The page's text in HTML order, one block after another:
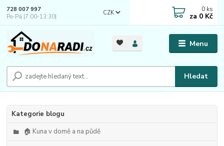
Menu
CZK
Hledat
728 007 997
Po-Pá |7:00-13:30|
0 ks
za 0 Kč
Kategorie blogu
🏠 Kuna v domě a na půdě